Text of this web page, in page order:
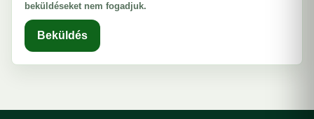
beküldéseket nem fogadjuk.
Beküldés